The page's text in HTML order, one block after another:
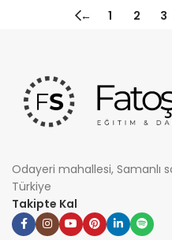
← 1 2 3
Odayeri mahallesi, Samanlı
Türkiye
Takipte Kal